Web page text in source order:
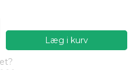
Læg i kurv